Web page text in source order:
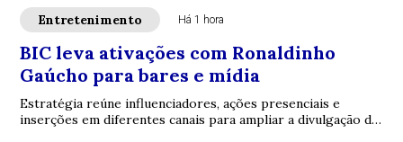
Entretenimento Há 1 hora
BIC leva ativações com Ronaldinho
Gaúcho para bares e mídia
Estratégia reúne influenciadores, ações presenciais e
inserções em diferentes canais para ampliar a divulgação da